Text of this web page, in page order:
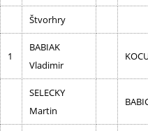
Štvorhry
1
BABIAK
Vladimir
SELECKY
Martin